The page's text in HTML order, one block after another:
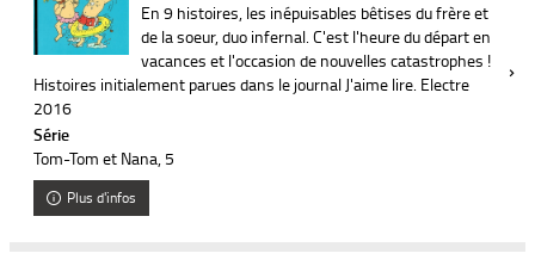
En 9 histoires, les inépuisables bêtises du frère et
de la soeur, duo infernal. C'est l'heure du départ en
vacances et l'occasion de nouvelles catastrophes !
Histoires initialement parues dans le journal J'aime lire. Electre
2016
Série
Tom-Tom et Nana, 5
Plus d'infos